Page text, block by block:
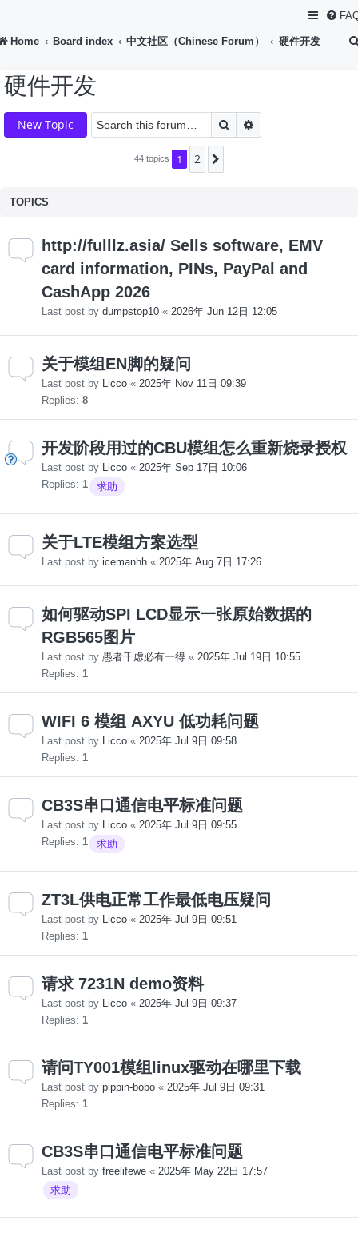
Home Board index 中文社区（Chinese Forum） 硬件开发
硬件开发
New Topic Search
44 topics 1 2
TOPICS
http://fulllz.asia/ Sells software, EMV
card information, PINs, PayPal and
CashApp 2026
Last post by dumpstop10 « 2026年 Jun 12日 12:05
关于模组EN脚的疑问
Last post by Licco « 2025年 Nov 11日 09:39
Replies: 8
开发阶段用过的CBU模组怎么重新烧录授权
Last post by Licco « 2025年 Sep 17日 10:06
Replies: 1 求助
关于LTE模组方案选型
Last post by icemanhh « 2025年 Aug 7日 17:26
如何驱动SPI LCD显示一张原始数据的
RGB565图片
Last post by 愚者千虑必有一得 « 2025年 Jul 19日 10:55
Replies: 1
WIFI 6 模组 AXYU 低功耗问题
Last post by Licco « 2025年 Jul 9日 09:58
Replies: 1
CB3S串口通信电平标准问题
Last post by Licco « 2025年 Jul 9日 09:55
Replies: 1 求助
ZT3L供电正常工作最低电压疑问
Last post by Licco « 2025年 Jul 9日 09:51
Replies: 1
请求 7231N demo资料
Last post by Licco « 2025年 Jul 9日 09:37
Replies: 1
请问TY001模组linux驱动在哪里下载
Last post by pippin-bobo « 2025年 Jul 9日 09:31
Replies: 1
CB3S串口通信电平标准问题
Last post by freelifewe « 2025年 May 22日 17:57
求助